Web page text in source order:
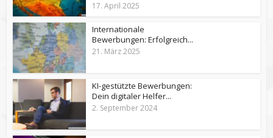
17. April 2025
Internationale
Bewerbungen: Erfolgreich...
21. März 2025
KI-gestützte Bewerbungen:
Dein digitaler Helfer...
2. September 2024